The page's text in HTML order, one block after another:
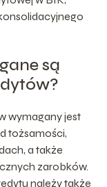
są
wymagany jest
tożsamości,
a także
zarobków.
należy także